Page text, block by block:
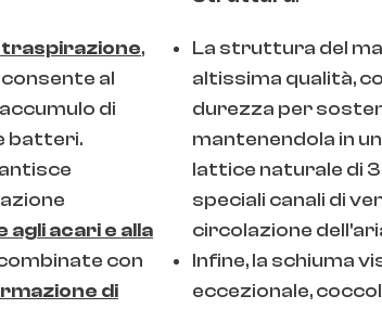
,
al
di
batteri.
agli acari e alla
con
di
La struttura del
altissima qualità,
durezza per
mantenendola in
lattice naturale di
speciali canali di
circolazione
Infine, la schiuma
eccezionale,